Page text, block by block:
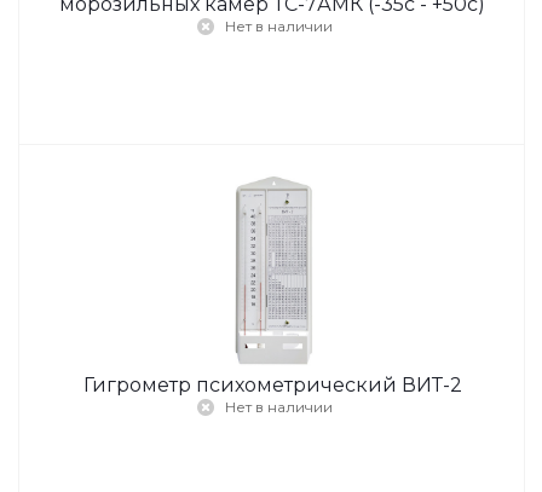
Нет в наличии
Гигрометр психометрический ВИТ-2
Нет в наличии